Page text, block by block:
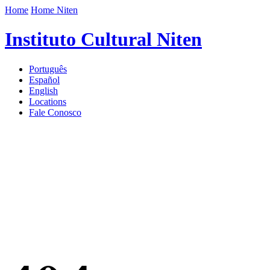
Home Home Niten
Instituto Cultural Niten
Português
Español
English
Locations
Fale Conosco